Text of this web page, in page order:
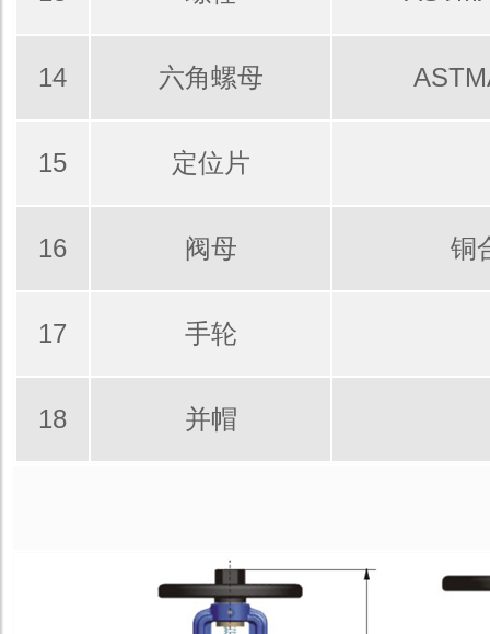
14 六角螺母
15 定位片
16 阀母 铜
17 手轮
18 并帽